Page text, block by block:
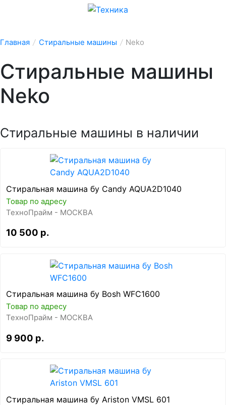
Главная / Стиральные машины / Neko
Стиральные машины
Neko
Стиральные машины в наличии
Стиральная машина бу Candy AQUA2D1040
Товар по адресу
ТехноПрайм - МОСКВА
10 500 р.
Стиральная машина бу Bosh WFC1600
Товар по адресу
ТехноПрайм - МОСКВА
9 900 р.
Стиральная машина бу Ariston VMSL 601